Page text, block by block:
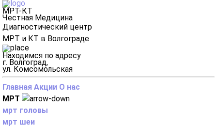
МРТ-КТ
Честная Медицина
Диагностический центр
МРТ и КТ в Волгограде
Находимся по адресу
г. Волгоград,
ул. Комсомольская
Главная Акции О нас
МРТ
мрт головы
мрт шеи